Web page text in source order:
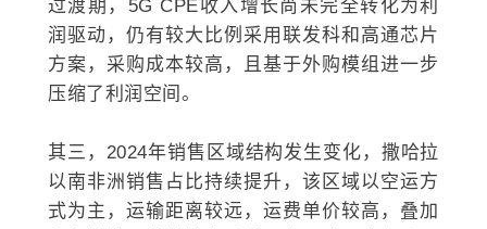
过渡期，5G CPE收入增长尚未完全转化为利
润驱动，仍有较大比例采用联发科和高通芯片
方案，采购成本较高，且基于外购模组进一步
压缩了利润空间。
其三，2024年销售区域结构发生变化，撒哈拉
以南非洲销售占比持续提升，该区域以空运方
式为主，运输距离较远，运费单价较高，叠加